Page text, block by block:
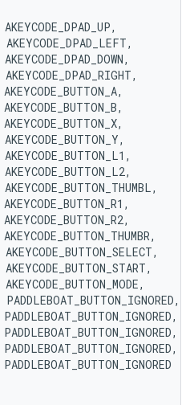
AKEYCODE_DPAD_UP,
AKEYCODE_DPAD_LEFT,
AKEYCODE_DPAD_DOWN,
AKEYCODE_DPAD_RIGHT,
AKEYCODE_BUTTON_A,
AKEYCODE_BUTTON_B,
AKEYCODE_BUTTON_X,
AKEYCODE_BUTTON_Y,
AKEYCODE_BUTTON_L1 ,
AKEYCODE_BUTTON_L2,
AKEYCODE_BUTTON_THUMBL,
AKEYCODE_BUTTON_R1 ,
AKEYCODE_BUTTON_R2,
AKEYCODE_BUTTON_THUMBR,
AKEYCODE_BUTTON_SELECT,
AKEYCODE_BUTTON_START,
AKEYCODE_BUTTON_MODE,
PADDLEBOAT_BUTTON_IGNORED,
PADDLEBOAT_BUTTON_IGNORED,
PADDLEBOAT_BUTTON_IGNORED,
PADDLEBOAT_BUTTON_IGNORED,
PADDLEBOAT_BUTTON_IGNORED